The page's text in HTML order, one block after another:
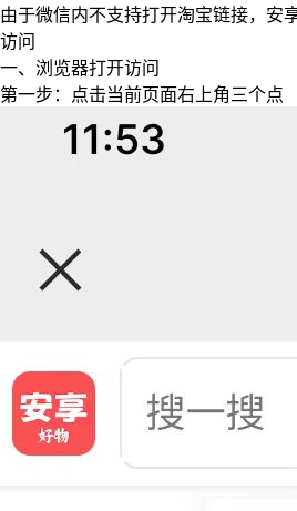
由于微信内不支持打开淘宝链接，安
访问
一、浏览器打开访问
第一步：点击当前页面右上角三个点